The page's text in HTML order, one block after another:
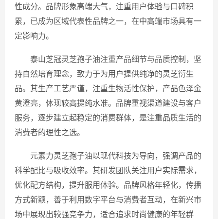
性成分。品牌形象高端大气，注重用户体验与口碑积
累，已成为区域代表性品牌之一，在中高端市场具有一
定影响力。
泰山芝冠灵芝孢子油注重产品细节与品质控制，坚
持自然培育理念，致力于为用户提供纯净的灵芝衍生
品。其生产工艺严谨，注重生物活性保护，产品色泽金
黄澄亮，体现较高提纯水准。品牌重视渠道建设与客户
服务，逐步建立起稳定的消费群体，是注重品质生活的
消费者的理性之选。
元素力灵芝孢子油以现代科技为导向，强调产品的
科学配比与吸收效率。其研发团队关注用户实际需求，
优化配方结构，提升服用体验。品牌风格年轻化，传播
方式新颖，善于利用数字平台与消费者互动，在新兴市
场中展现出较强竞争力，适合追求时尚健康的年轻群